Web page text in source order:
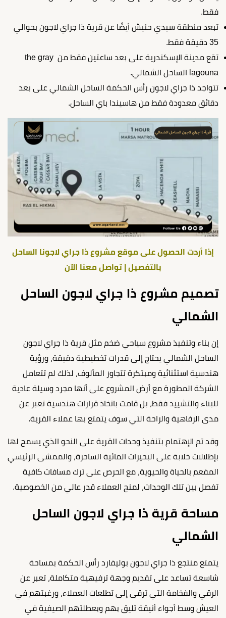
فقط.
تبعد منطقة سيدي حنيش أيضًا عن قرية ذا جراي لاجون بحوالي
35 دقيقة فقط.
تقع مدينة الإسكندرية على بعد ساعتين فقط من the gray
lagouna الساحل الشمالي.
تتواجد ذا جراي لاجون رأس الحكمة الساحل الشمالي على بعد
دقائق معدودة فقط من هاسيندا باي الساحل.
إذا أردت الحصول على موقع مشروع ذا جراي لاجونا الساحل
بالتفصيل | تواصل معنا الآن
تصميم مشروع ذا جراي لاجون الساحل
الشمالي
إن بناء وتنفيذ مشروع سياحي ضخم مثل قرية ذا جراي لاجون
الساحل الشمالي يحتاج إلى قدرات تخطيطية دقيقة، ورؤية
هندسية استثنائية ومبتكرة تتجاوز المألوف، لذلك لم تتعامل
الشركة المطورة مع أرض المشروع على أنها مجرد وسيلة عادية
للبناء والتشييد فقط، بل قامت باتخاذ قرارات هندسية تعبر عن
مدى الرفاهية والراحة التي سوف يتمتع بها عملاء القرية.
وقد تم الإهتمام بتنفيذ وحدات القرية على النحو الذي يسمح لها
بإطلالات خلابة على البحيرات المائية الساحرة، والممشى الرئيسي
المفعم بالحياة والحيوية، مع الحرص على ترك مسافات كافية
تفصل بين تلك الوحدات، لمنح العملاء قدر عالي من الخصوصية.
مساحة قرية ذا جراي لاجون الساحل
الشمالي
يتمتع منتجع ذا جراي لاجون بوليفارد رأس الحكمة بمساحة
شاسعة تساعد على تقديم وجهة ترفيهية متكاملة، تعبر عن
الرقي والفخامة التي ترقى إلى تطلعات العملاء، ورغبتهم في
العيش وسط أجواء أنيقة تليق بهم وبعطلتهم الصيفية في